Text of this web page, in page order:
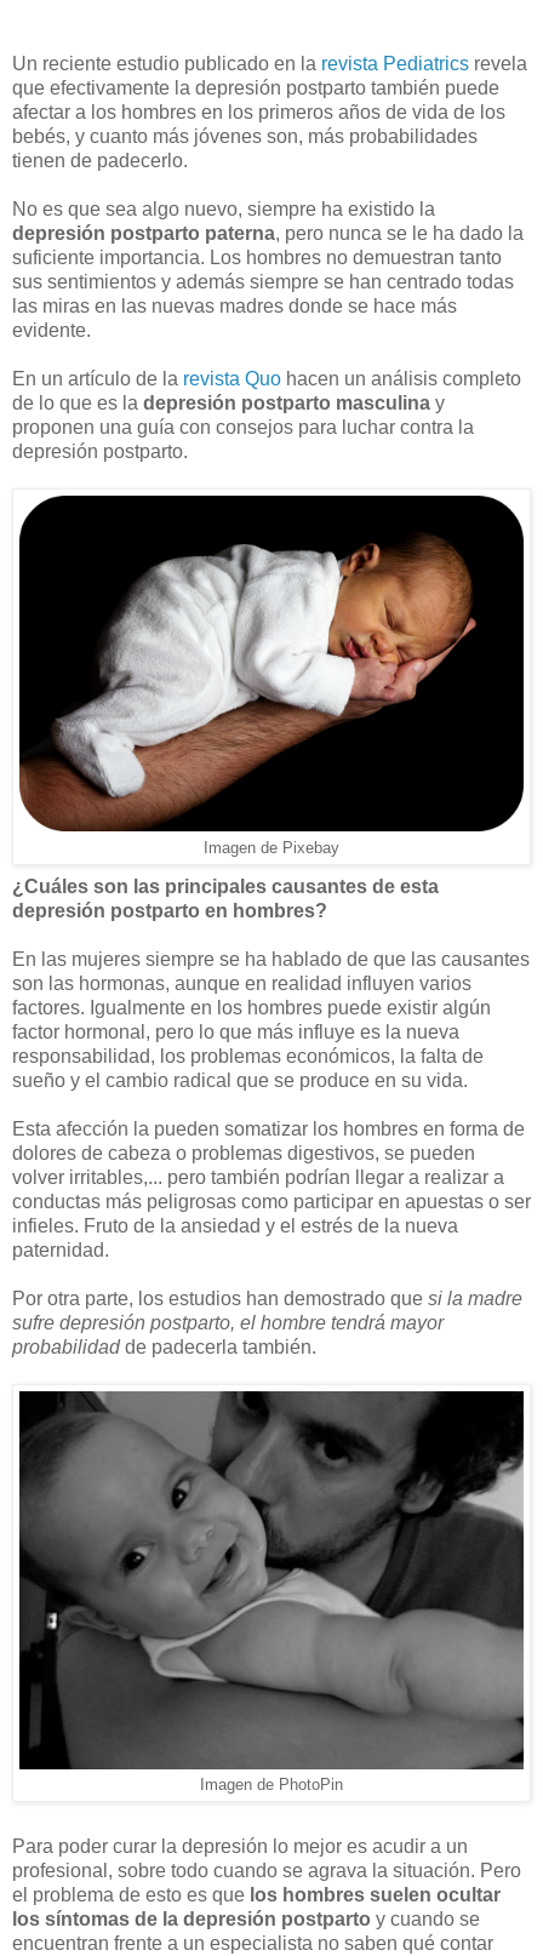
Un reciente estudio publicado en la revista Pediatrics revela
que efectivamente la depresión postparto también puede
afectar a los hombres en los primeros años de vida de los
bebés, y cuanto más jóvenes son, más probabilidades
tienen de padecerlo.
No es que sea algo nuevo, siempre ha existido la
depresión postparto paterna, pero nunca se le ha dado la
suficiente importancia. Los hombres no demuestran tanto
sus sentimientos y además siempre se han centrado todas
las miras en las nuevas madres donde se hace más
evidente.
En un artículo de la revista Quo hacen un análisis completo
de lo que es la depresión postparto masculina y
proponen una guía con consejos para luchar contra la
depresión postparto.
Imagen de Pixebay
¿Cuáles son las principales causantes de esta
depresión postparto en hombres?
En las mujeres siempre se ha hablado de que las causantes
son las hormonas, aunque en realidad influyen varios
factores. Igualmente en los hombres puede existir algún
factor hormonal, pero lo que más influye es la nueva
responsabilidad, los problemas económicos, la falta de
sueño y el cambio radical que se produce en su vida.
Esta afección la pueden somatizar los hombres en forma de
dolores de cabeza o problemas digestivos, se pueden
volver irritables,... pero también podrían llegar a realizar a
conductas más peligrosas como participar en apuestas o ser
infieles. Fruto de la ansiedad y el estrés de la nueva
paternidad.
Por otra parte, los estudios han demostrado que si la madre
sufre depresión postparto, el hombre tendrá mayor
probabilidadde padecerla también.
Imagen de PhotoPin
Para poder curar la depresión lo mejor es acudir a un
profesional, sobre todo cuando se agrava la situación. Pero
el problema de esto es que los hombres suelen ocultar
los síntomas de la depresión postparto y cuando se
encuentran frente a un especialista no saben qué contar